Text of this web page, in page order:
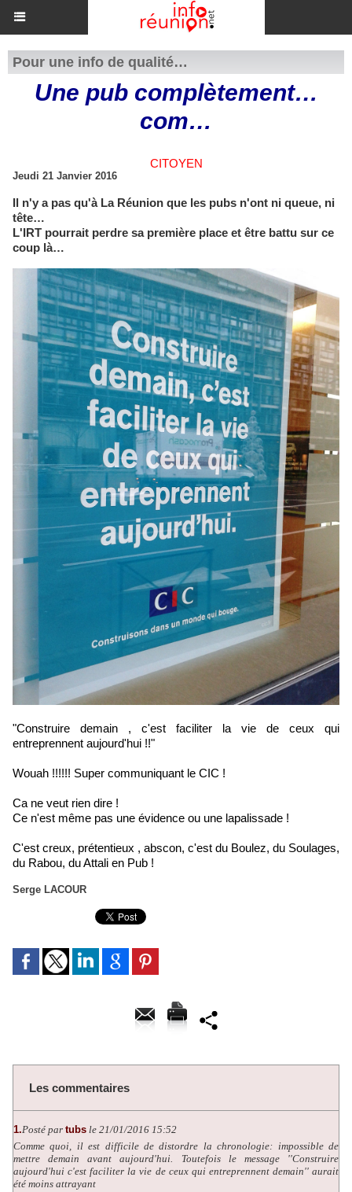
Pour une info de qualité…
Une pub complètement…
com…
CITOYEN
Jeudi 21 Janvier 2016
Il n'y a pas qu'à La Réunion que les pubs n'ont ni queue, ni
tête…
L'IRT pourrait perdre sa première place et être battu sur ce
coup là…
"Construire demain , c'est faciliter la vie de ceux qui
entreprennent aujourd'hui !!"
Wouah !!!!!! Super communiquant le CIC !
Ca ne veut rien dire !
Ce n'est même pas une évidence ou une lapalissade !
C'est creux, prétentieux , abscon, c'est du Boulez, du Soulages,
du Rabou, du Attali en Pub !
Serge LACOUR
Les commentaires
1.Posté par tubs le 21/01/2016 15:52
Comme quoi, il est difficile de distordre la chronologie: impossible de
mettre demain avant aujourd'hui. Toutefois le message ''Construire
aujourd'hui c'est faciliter la vie de ceux qui entreprennent demain'' aurait
été moins attrayant